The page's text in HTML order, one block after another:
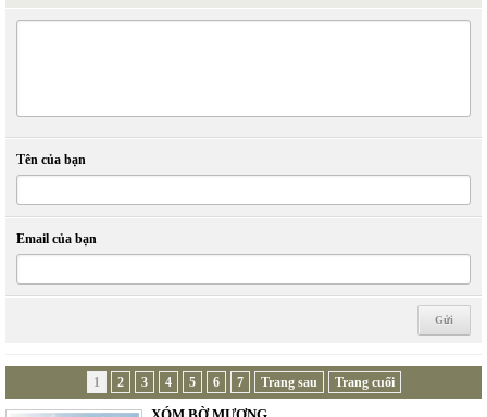
Tên của bạn
Email của bạn
1 2 3 4 5 6 7 Trang sau Trang cuối